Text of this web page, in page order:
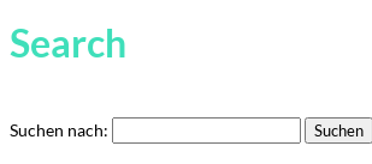
Search
Suchen nach: